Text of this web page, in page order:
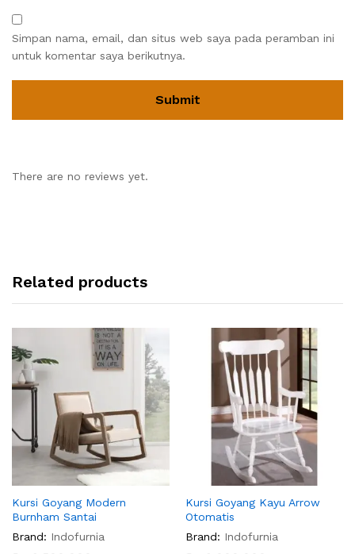
Simpan nama, email, dan situs web saya pada peramban ini
untuk komentar saya berikutnya.
There are no reviews yet.
Related products
Kursi Goyang Modern
Burnham Santai
Brand: Indofurnia
Kursi Goyang Kayu Arrow
Otomatis
Brand: Indofurnia